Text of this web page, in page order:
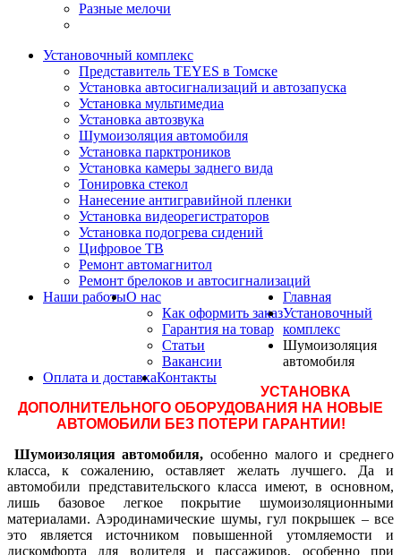
Разные мелочи
Установочный комплекс
Представитель TEYES в Томске
Установка автосигнализаций и автозапуска
Установка мультимедиа
Установка автозвука
Шумоизоляция автомобиля
Установка парктроников
Установка камеры заднего вида
Тонировка стекол
Нанесение антигравийной пленки
Установка видеорегистраторов
Установка подогрева сидений
Цифровое ТВ
Ремонт автомагнитол
Ремонт брелоков и автосигнализаций
Наши работыО нас
Как оформить заказ
Гарантия на товар
Статьи
Вакансии
Оплата и доставкаКонтакты
Главная
Установочный
комплекс
Шумоизоляция
автомобиля
УСТАНОВКА
ДОПОЛНИТЕЛЬНОГО ОБОРУДОВАНИЯ НА НОВЫЕ
АВТОМОБИЛИ БЕЗ ПОТЕРИ ГАРАНТИИ!
Шумоизоляция автомобиля, особенно малого и среднего
класса, к сожалению, оставляет желать лучшего. Да и
автомобили представительского класса имеют, в основном,
лишь базовое легкое покрытие шумоизоляционными
материалами. Аэродинамические шумы, гул покрышек – все
это является источником повышенной утомляемости и
дискомфорта для водителя и пассажиров, особенно при